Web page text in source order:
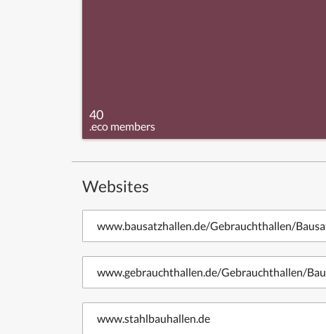
40
.eco members
Websites
www.bausatzhallen.de/Gebrauchthallen/
www.gebrauchthallen.de/Gebrauchthallen/
www.stahlbauhallen.de